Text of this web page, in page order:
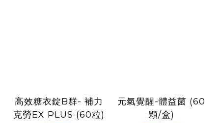
高效糖衣錠B群- 補力
克勞EX PLUS (60粒)
元氣覺醒-體益菌 (60
顆/盒)